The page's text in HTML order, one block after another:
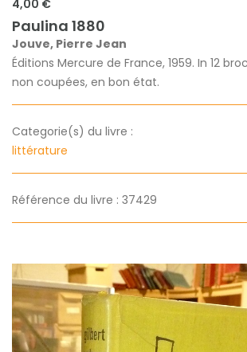
4,00 €
Paulina 1880
Jouve, Pierre Jean
Éditions Mercure de France, 1959. In 12
non coupées, en bon état.
Categorie(s) du livre :
littérature
Référence du livre : 37429